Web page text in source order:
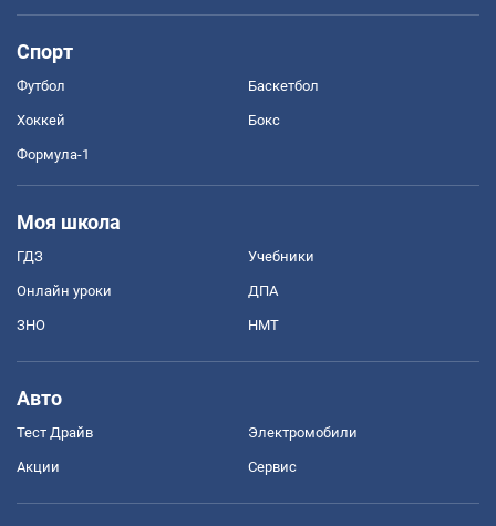
Спорт
Футбол Баскетбол
Хоккей Бокс
Формула-1
Моя школа
ГДЗ Учебники
Онлайн уроки ДПА
ЗНО НМТ
Авто
Тест Драйв Электромобили
Акции Сервис